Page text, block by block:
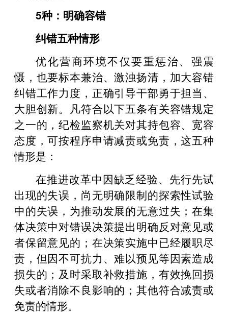
5种：明确容错
纠错五种情形
优化营商环境不仅要重惩治、强震
慑，也要标本兼治、激浊扬清，加大容错
纠错工作力度，正确引导干部勇于担当、
大胆创新。凡符合以下五条有关容错规定
之一的，纪检监察机关对其持包容、宽容
态度，可按程序申请减责或免责，这五种
情形是：
在推进改革中因缺乏经验、先行先试
出现的失误，尚无明确限制的探索性试验
中的失误，为推动发展的无意过失；在集
体决策中对错误决策提出明确反对意见或
者保留意见的；在决策实施中已经履职尽
责，但因不可抗力、难以预见等因素造成
损失的；及时采取补救措施，有效挽回损
失或者消除不良影响的；其他符合减责或
免责的情形。